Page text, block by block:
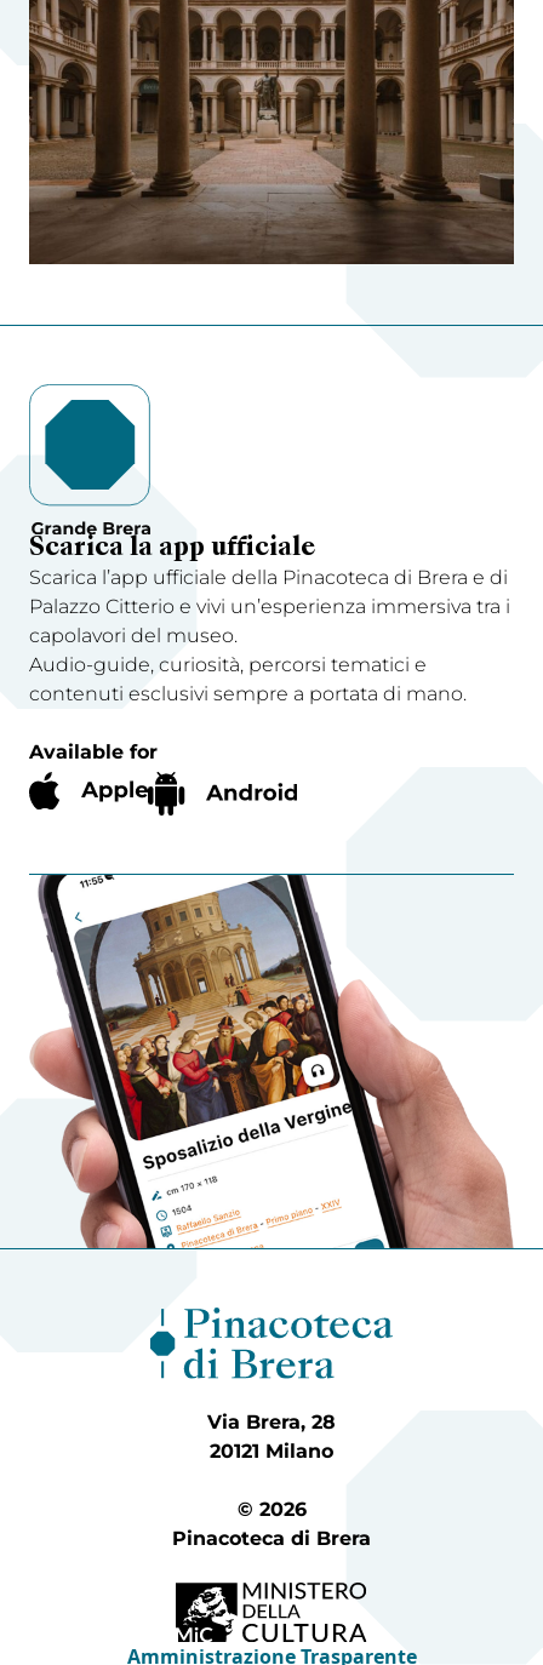
Scarica la app ufficiale
Scarica l’app ufficiale della Pinacoteca di Brera e di
Palazzo Citterio e vivi un’esperienza immersiva tra i
capolavori del museo.
Audio-guide, curiosità, percorsi tematici e
contenuti esclusivi sempre a portata di mano.
Available for
Via Brera, 28
20121 Milano
© 2026
Pinacoteca di Brera
Amministrazione Trasparente